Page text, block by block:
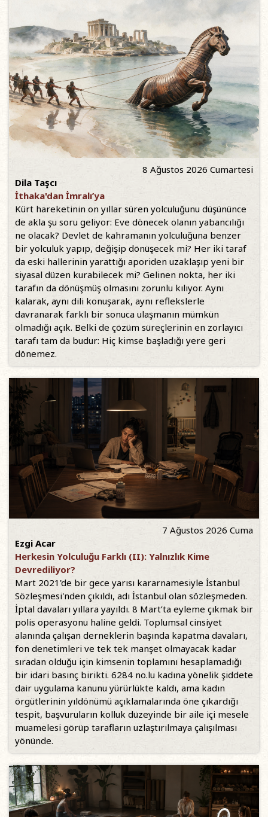
8 Ağustos 2026 Cumartesi
Dila Taşcı
İthaka'dan İmralı’ya
Kürt hareketinin on yıllar süren yolculuğunu düşününce
de akla şu soru geliyor: Eve dönecek olanın yabancılığı
ne olacak? Devlet de kahramanın yolculuğuna benzer
bir yolculuk yapıp, değişip dönüşecek mi? Her iki taraf
da eski hallerinin yarattığı aporiden uzaklaşıp yeni bir
siyasal düzen kurabilecek mi? Gelinen nokta, her iki
tarafın da dönüşmüş olmasını zorunlu kılıyor. Aynı
kalarak, aynı dili konuşarak, aynı reflekslerle
davranarak farklı bir sonuca ulaşmanın mümkün
olmadığı açık. Belki de çözüm süreçlerinin en zorlayıcı
tarafı tam da budur: Hiç kimse başladığı yere geri
dönemez.
7 Ağustos 2026 Cuma
Ezgi Acar
Herkesin Yolculuğu Farklı (II): Yalnızlık Kime
Devrediliyor?
Mart 2021'de bir gece yarısı kararnamesiyle İstanbul
Sözleşmesi'nden çıkıldı, adı İstanbul olan sözleşmeden.
İptal davaları yıllara yayıldı. 8 Mart’ta eyleme çıkmak bir
polis operasyonu haline geldi. Toplumsal cinsiyet
alanında çalışan derneklerin başında kapatma davaları,
fon denetimleri ve tek tek manşet olmayacak kadar
sıradan olduğu için kimsenin toplamını hesaplamadığı
bir idari basınç birikti. 6284 no.lu kadına yönelik şiddete
dair uygulama kanunu yürürlükte kaldı, ama kadın
örgütlerinin yıldönümü açıklamalarında öne çıkardığı
tespit, başvuruların kolluk düzeyinde bir aile içi mesele
muamelesi görüp tarafların uzlaştırılmaya çalışılması
yönünde.